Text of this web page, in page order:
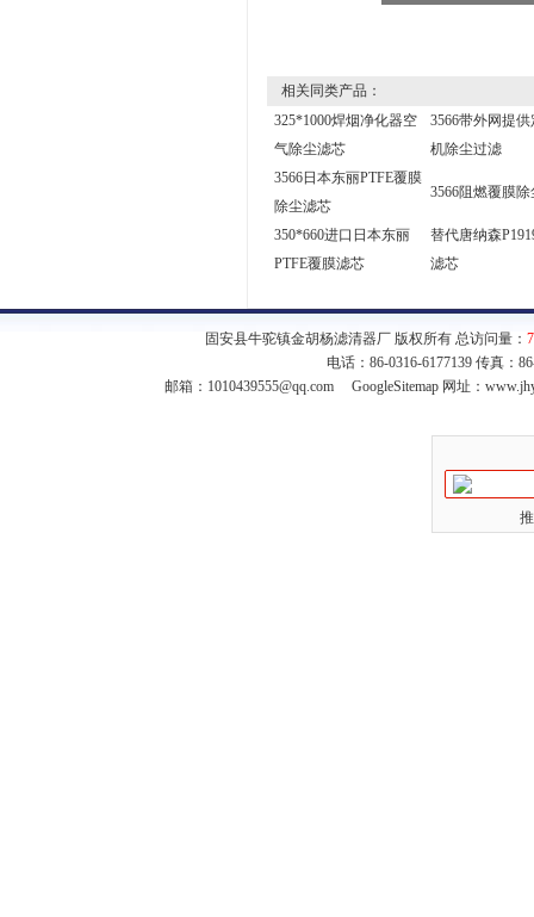
相关同类产品：
325*1000焊烟净化器空
气除尘滤芯
3566带外网提
机除尘过滤
3566日本东丽PTFE覆膜
除尘滤芯
3566阻燃覆膜
350*660进口日本东丽
PTFE覆膜滤芯
替代唐纳森
滤芯
固安县牛驼镇金胡杨滤清器厂 版权所有 总访问量：
电话：86-0316-6177139 传真：
邮箱： 1010439555@qq.com GoogleSitemap网址：